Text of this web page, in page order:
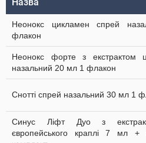
Неонокс цикламен спрей
флакон
Неонокс форте з екстрактом
назальний 20 мл 1 флакон
Снотті спрей назальний 30 мл 1
Синус Ліфт Дуо з
європейського краплі 7 мл